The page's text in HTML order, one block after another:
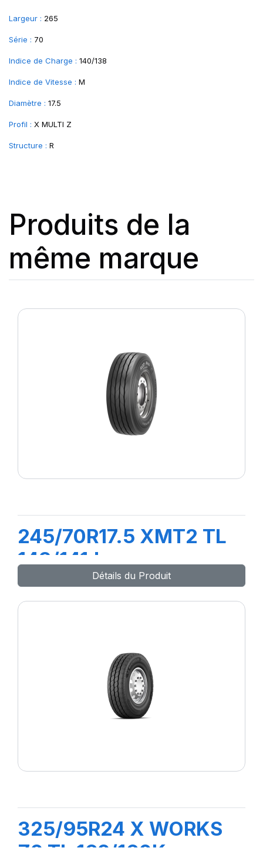
Largeur : 265
Série : 70
Indice de Charge : 140/138
Indice de Vitesse : M
Diamètre : 17.5
Profil : X MULTI Z
Structure : R
Produits de la
même marque
245/70R17.5 XMT2 TL
143/141J
Détails du Produit
325/95R24 X WORKS